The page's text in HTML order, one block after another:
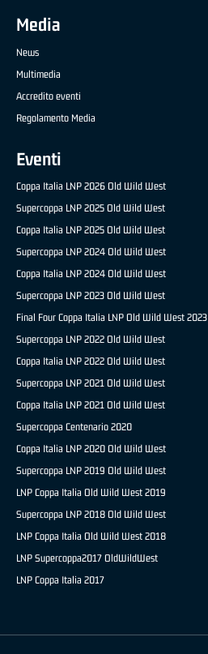
Media
News
Multimedia
Accredito eventi
Regolamento Media
Eventi
Coppa Italia LNP 2026 Old Wild West
Supercoppa LNP 2025 Old Wild West
Coppa Italia LNP 2025 Old Wild West
Supercoppa LNP 2024 Old Wild West
Coppa Italia LNP 2024 Old Wild West
Supercoppa LNP 2023 Old Wild West
Final Four Coppa Italia LNP Old Wild West 2023
Supercoppa LNP 2022 Old Wild West
Coppa Italia LNP 2022 Old Wild West
Supercoppa LNP 2021 Old Wild West
Coppa Italia LNP 2021 Old Wild West
Supercoppa Centenario 2020
Coppa Italia LNP 2020 Old Wild West
Supercoppa LNP 2019 Old Wild West
LNP Coppa Italia Old Wild West 2019
Supercoppa LNP 2018 Old Wild West
LNP Coppa Italia Old Wild West 2018
LNP Supercoppa2017 OldWildWest
LNP Coppa Italia 2017